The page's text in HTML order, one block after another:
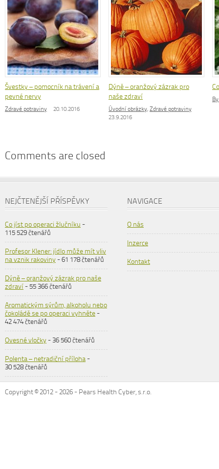
Švestky – pomocník na trávení a
pevné nervy
Zdravé potraviny 20.10.2016
Dýně – oranžový zázrak pro
naše zdraví
Úvodní obrázky, Zdravé potraviny
23.9.2016
Comments are closed
NEJČTENĚJŠÍ PŘÍSPĚVKY
Co jíst po operaci žlučníku -
115 529 čtenářů
Profesor Klener: jídlo může mít vliv
na vznik rakoviny- 61 178 čtenářů
Dýně – oranžový zázrak pro naše
zdraví- 55 366 čtenářů
Aromatickým sýrům, alkoholu nebo
čokoládě se po operaci vyhněte-
42 474 čtenářů
Ovesné vločky- 36 560 čtenářů
Polenta – netradiční příloha-
30 528 čtenářů
NAVIGACE
O nás
Inzerce
Kontakt
Copyright © 2012 -2026 - Pears Health Cyber, s.r.o.